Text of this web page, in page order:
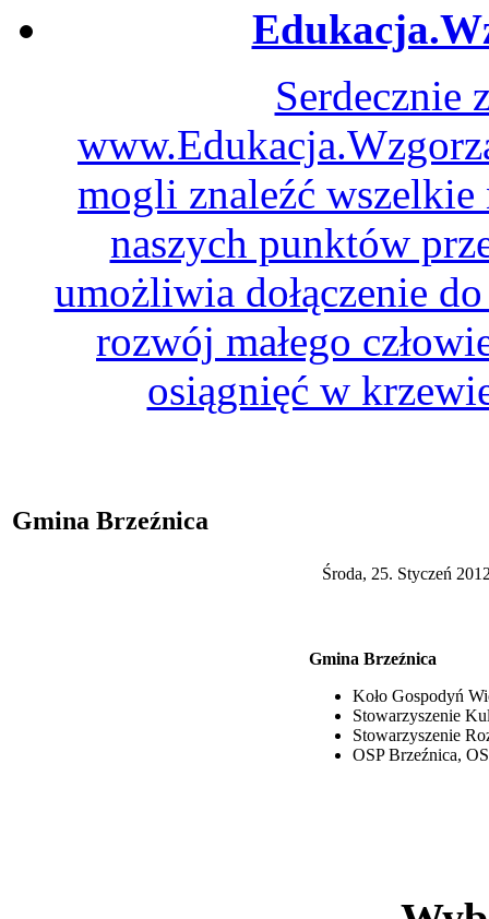
Serdecznie
mogli znaleźć wszelkie
naszych punktów
umożliwia dołączenie
rozwój małego
osiągnięć w
Gmina Brzeźnica
Środa, 25. Styczeń
Gmina Brzeźnica
Koło Gospodyń
Stowarzyszenie
Stowarzyszenie
OSP Brzeźnica,